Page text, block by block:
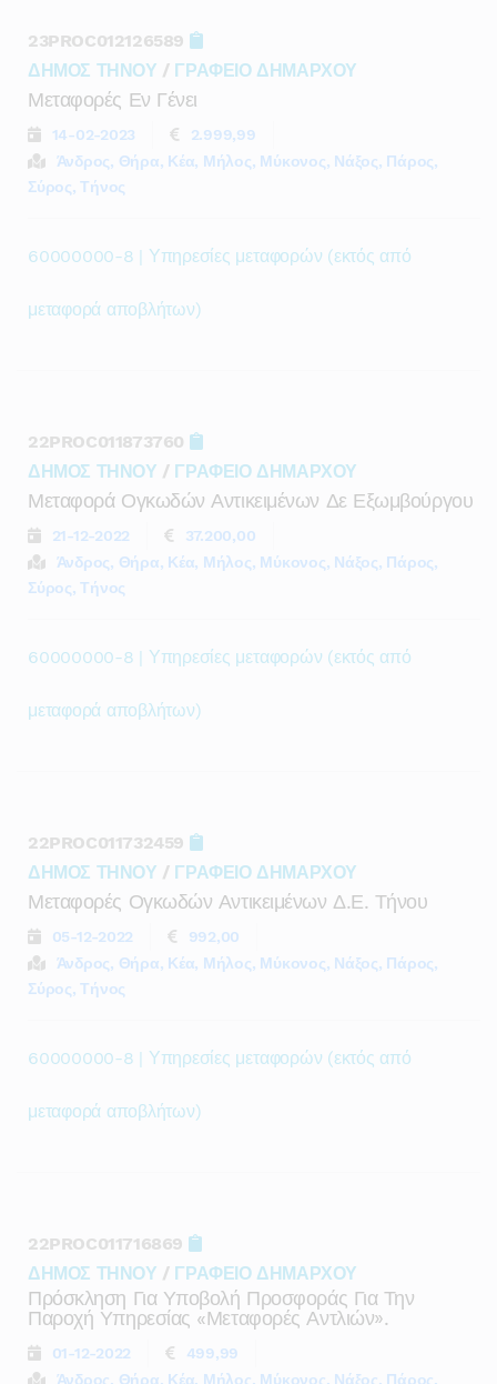
23PROC012126589
ΔΗΜΟΣ ΤΗΝΟΥ / ΓΡΑΦΕΙΟ ΔΗΜΑΡΧΟΥ
Μεταφορές Εν Γένει
14-02-2023
2.999,99
Άνδρος, Θήρα, Κέα, Μήλος, Μύκονος, Νάξος, Πάρος,
Σύρος, Τήνος
60000000-8 | Υπηρεσίες μεταφορών (εκτός από
μεταφορά αποβλήτων)
22PROC011873760
ΔΗΜΟΣ ΤΗΝΟΥ / ΓΡΑΦΕΙΟ ΔΗΜΑΡΧΟΥ
Μεταφορά Ογκωδών Αντικειμένων Δε Εξωμβούργου
21-12-2022
37.200,00
Άνδρος, Θήρα, Κέα, Μήλος, Μύκονος, Νάξος, Πάρος,
Σύρος, Τήνος
60000000-8 | Υπηρεσίες μεταφορών (εκτός από
μεταφορά αποβλήτων)
22PROC011732459
ΔΗΜΟΣ ΤΗΝΟΥ / ΓΡΑΦΕΙΟ ΔΗΜΑΡΧΟΥ
Μεταφορές Ογκωδών Αντικειμένων Δ.ε. Τήνου
05-12-2022
992,00
Άνδρος, Θήρα, Κέα, Μήλος, Μύκονος, Νάξος, Πάρος,
Σύρος, Τήνος
60000000-8 | Υπηρεσίες μεταφορών (εκτός από
μεταφορά αποβλήτων)
22PROC011716869
ΔΗΜΟΣ ΤΗΝΟΥ / ΓΡΑΦΕΙΟ ΔΗΜΑΡΧΟΥ
Πρόσκληση Για Υποβολή Προσφοράς Για Την
Παροχή Υπηρεσίας «μεταφορές Αντλιών».
01-12-2022
499,99
Άνδρος, Θήρα, Κέα, Μήλος, Μύκονος, Νάξος, Πάρος,